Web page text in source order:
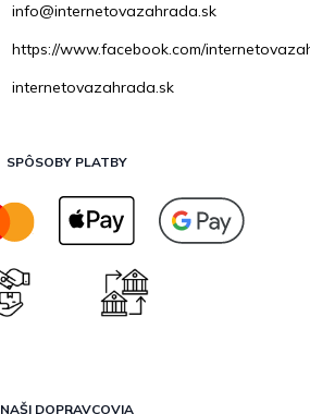
info@internetovazahrada.sk
https://www.facebook.com/
internetovazahrada.sk
SPÔSOBY PLATBY
NAŠI DOPRAVCOVIA